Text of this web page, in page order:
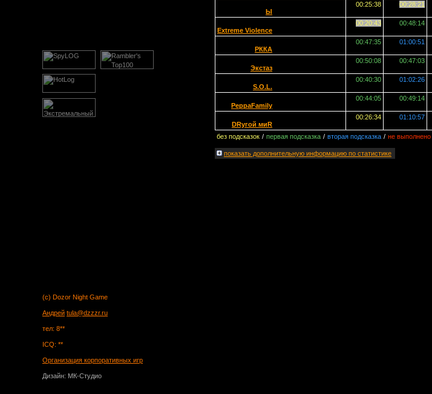
Ы
00:25:38 00:28:21
Extreme Violence
00:20:43 00:48:14
РККА
00:47:35 01:00:51
Экстаз
00:50:08 00:47:03
S.O.L.
00:40:30 01:02:26
PeppaFamily
00:44:05 00:49:14
DRугой миR
00:26:34 01:10:57
без подсказок / первая подсказка / вторая подсказка / не выполнено
показать дополнительную информацию по статистике
(c) Dozor Night Game
Андрей tula@dzzzr.ru
тел: 8**
ICQ: **
Организация корпоративных игр
Дизайн: МК-Студио